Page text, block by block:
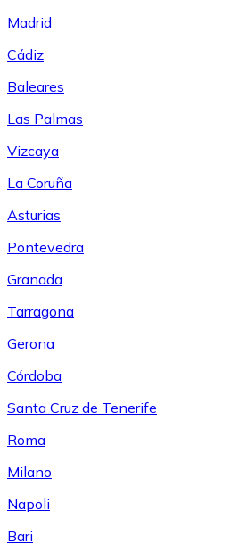
Madrid
Cádiz
Baleares
Las Palmas
Vizcaya
La Coruña
Asturias
Pontevedra
Granada
Tarragona
Gerona
Córdoba
Santa Cruz de Tenerife
Roma
Milano
Napoli
Bari